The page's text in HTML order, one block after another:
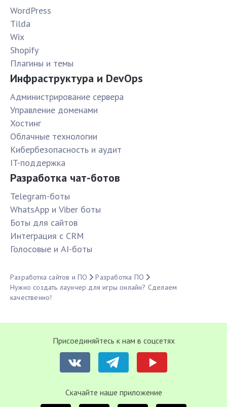
WordPress
Tilda
Wix
Shopify
Плагины и темы
Инфраструктура и DevOps
Администрирование сервера
Управление доменами
Хостинг
Облачные технологии
Кибербезопасность и аудит
IT-поддержка
Разработка чат-ботов
Telegram-боты
WhatsApp и Viber боты
Боты для сайтов
Интеграция с CRM
Голосовые и AI-боты
Разработка сайтов и ПО
Разработка ПО
Нужно создать лаунчер для игры онлайн? Сделаем
качественно!
Присоединяйтесь к нам в соцсетях
Cкачайте наше приложение